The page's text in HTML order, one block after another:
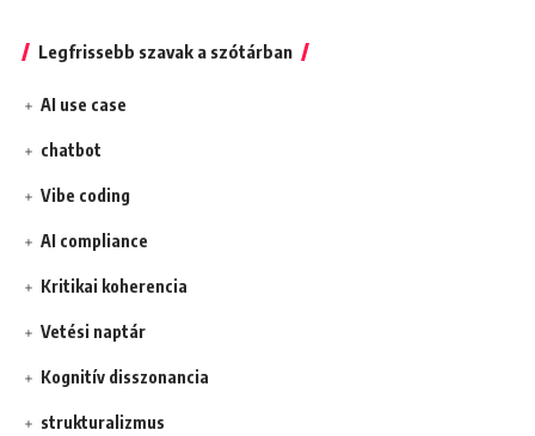
Legfrissebb szavak a szótárban
AI use case
chatbot
Vibe coding
AI compliance
Kritikai koherencia
Vetési naptár
Kognitív disszonancia
strukturalizmus